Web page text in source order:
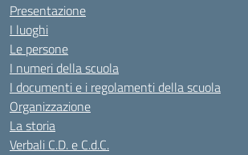
Presentazione
I luoghi
Le persone
I numeri della scuola
I documenti e i regolamenti della scuola
Organizzazione
La storia
Verbali C.D. e C.d.C.